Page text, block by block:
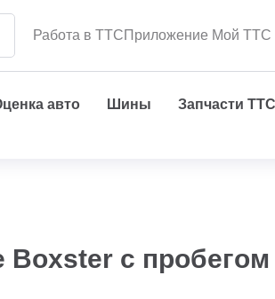
Работа в ТТСПриложение Мой ТТС
авто Шины Запчасти ТТС
Boxster с